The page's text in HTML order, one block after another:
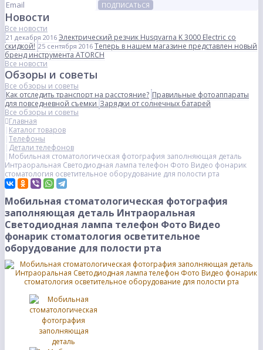
ПОДПИСАТЬСЯ
Новости
Все новости
21 декабря 2016 Электрический резчик Husqvarna K 3000 Electric со
скидкой! 25 сентября 2016 Теперь в нашем магазине представлен новый
бренд инструмента ATORCH
Все новости
Обзоры и советы
Все обзоры и советы
Как отследить транспорт на расстояние? Правильные фотоаппараты
для повседневной съемкиЗарядки от солнечных батарей
Все обзоры и советы
Главная
Каталог товаров
Телефоны
Детали телефонов
Мобильная стоматологическая фотография заполняющая деталь
Интраоральная Светодиодная лампа телефон Фото Видео фонарик
стоматология осветительное оборудование для полости рта
Мобильная стоматологическая фотография
заполняющая деталь Интраоральная
Светодиодная лампа телефон Фото Видео
фонарик стоматология осветительное
оборудование для полости рта